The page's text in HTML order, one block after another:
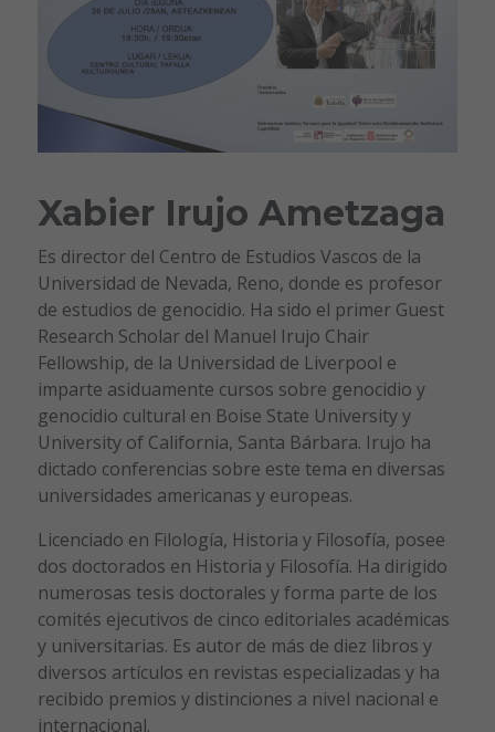
Xabier Irujo Ametzaga
Es director del Centro de Estudios Vascos de la
Universidad de Nevada, Reno, donde es profesor
de estudios de genocidio. Ha sido el primer Guest
Research Scholar del Manuel Irujo Chair
Fellowship, de la Universidad de Liverpool e
imparte asiduamente cursos sobre genocidio y
genocidio cultural en Boise State University y
University of California, Santa Bárbara. Irujo ha
dictado conferencias sobre este tema en diversas
universidades americanas y europeas.
Licenciado en Filología, Historia y Filosofía, posee
dos doctorados en Historia y Filosofía. Ha dirigido
numerosas tesis doctorales y forma parte de los
comités ejecutivos de cinco editoriales académicas
y universitarias. Es autor de más de diez libros y
diversos artículos en revistas especializadas y ha
recibido premios y distinciones a nivel nacional e
internacional.